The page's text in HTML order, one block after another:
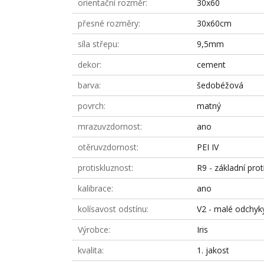
orientační rozměr
30x60
přesné rozměry
30x60cm
síla střepu
9,5mm
dekor
cement
barva
šedobéžová
povrch
matný
mrazuvzdornost
ano
otěruvzdornost
PEI IV
protiskluznost
R9 - základní
kalibrace
ano
kolísavost odstínu
V2 - malé
Výrobce
Iris
kvalita
1. jakost